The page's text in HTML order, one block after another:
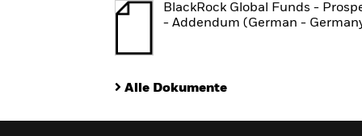
BlackRock Global Funds -
- Addendum (German -
Alle Dokumente